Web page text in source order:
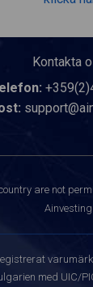
Kontakta
are not
Ainvesting.
med UIC/